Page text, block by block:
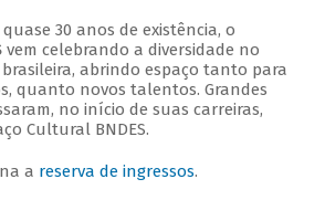
30 anos de existência, o
vem celebrando a diversidade no
abrindo espaço tanto para
quanto novos talentos. Grandes
no início de suas carreiras,
Cultural BNDES.
a reserva de ingressos.